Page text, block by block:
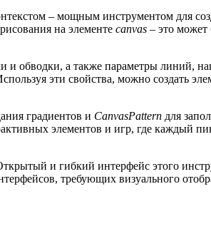
– мощным инструментом для
на элементе canvas – это может
и обводки, а также параметры линий,
эти свойства, можно создать
градиентов и CanvasPattern для
элементов и игр, где каждый
и гибкий интерфейс этого
требующих визуального